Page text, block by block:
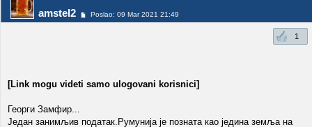
amstel2 Poslao: 09 Mar 2021 21:49
1
[Link mogu videti samo ulogovani korisnici]
Георги Замфир...
Један занимљив податак.Румунија је позната као једина земља на